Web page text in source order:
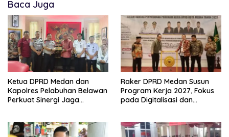
Baca Juga
Ketua DPRD Medan dan
Kapolres Pelabuhan Belawan
Perkuat Sinergi Jaga
Belawan
Raker DPRD Medan Susun
Program Kerja 2027, Fokus
pada Digitalisasi dan